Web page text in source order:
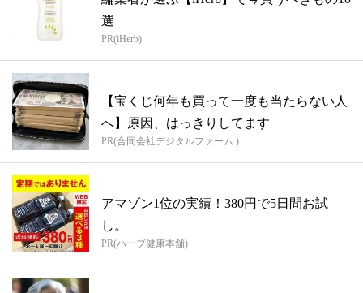
選
PR(iHerb)
【宝くじ何年も買って一度も当たらない人
へ】原因、はっきりしてます
PR(合同会社デジタルファーム )
アマゾン1位の実績！380円で5日間お試
し。
PR(ハーブ健康本舗)